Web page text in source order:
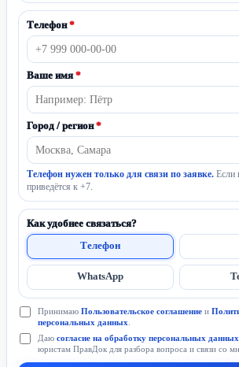
Телефон*
Ваше имя*
Город / регион*
Телефон нужен только для связи по заявке. Если
приведётся к +7.
Как удобнее связаться?
Телефон
WhatsApp
Принимаю Пользовательское соглашение и
персональных данных
Даю согласие на обработку персональных данных
юристам ПравДок для разбора вопроса и связи со